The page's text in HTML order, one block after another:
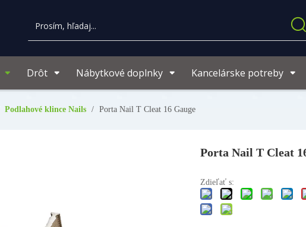
Drôt Nábytkové doplnky Kancelárske potreby
Podlahové klince Nails / Porta Nail T Cleat 16 Gauge
Porta Nail T Cleat
Zdieľať s: